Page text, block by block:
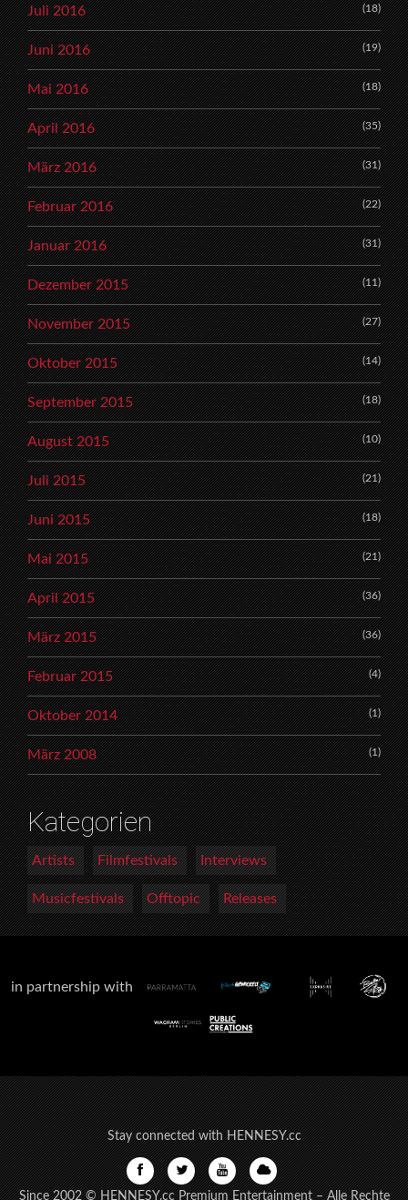
Juli 2016 (18)
Juni 2016 (19)
Mai 2016 (18)
April 2016 (35)
März 2016 (31)
Februar 2016 (22)
Januar 2016 (31)
Dezember 2015 (11)
November 2015 (27)
Oktober 2015 (14)
September 2015 (18)
August 2015 (10)
Juli 2015 (21)
Juni 2015 (18)
Mai 2015 (21)
April 2015 (36)
März 2015 (36)
Februar 2015 (4)
Oktober 2014 (1)
März 2008 (1)
Kategorien
Artists Filmfestivals Interviews
Musicfestivals Offtopic Releases
in partnership with
Stay connected with HENNESY.cc
Since 2002 © HENNESY.cc Premium Entertainment – Alle Rechte